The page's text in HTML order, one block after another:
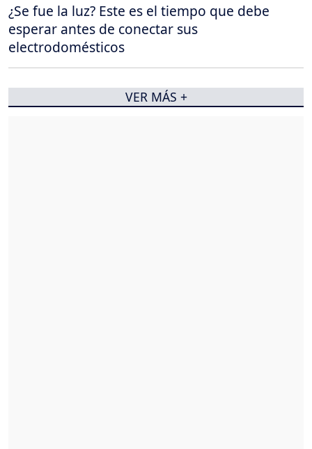
¿Se fue la luz? Este es el tiempo que debe
esperar antes de conectar sus
electrodomésticos
VER MÁS +